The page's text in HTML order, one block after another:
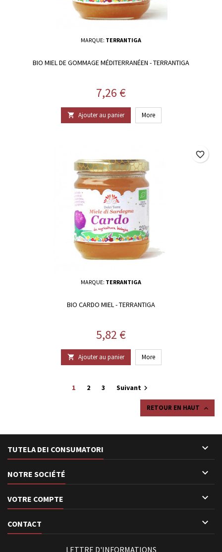
MARQUE: TERRANTIGA
BIO MIEL DE GOMMAGE MÉDITERRANÉEN - TERRANTIGA
Prix
7,26 €
 Ajouter au panier More
MARQUE: TERRANTIGA
BIO CARDO MIEL - TERRANTIGA
Prix
5,82 €
 Ajouter au panier More
favorite_border
1 2 3 Suivant 
RETOUR EN HAUT 
TUTELA DEI CONSUMATORI 
NOTRE SOCIÉTÉ 
VOTRE COMPTE 
CONTACT 
LETTRE D'INFORMATIONS